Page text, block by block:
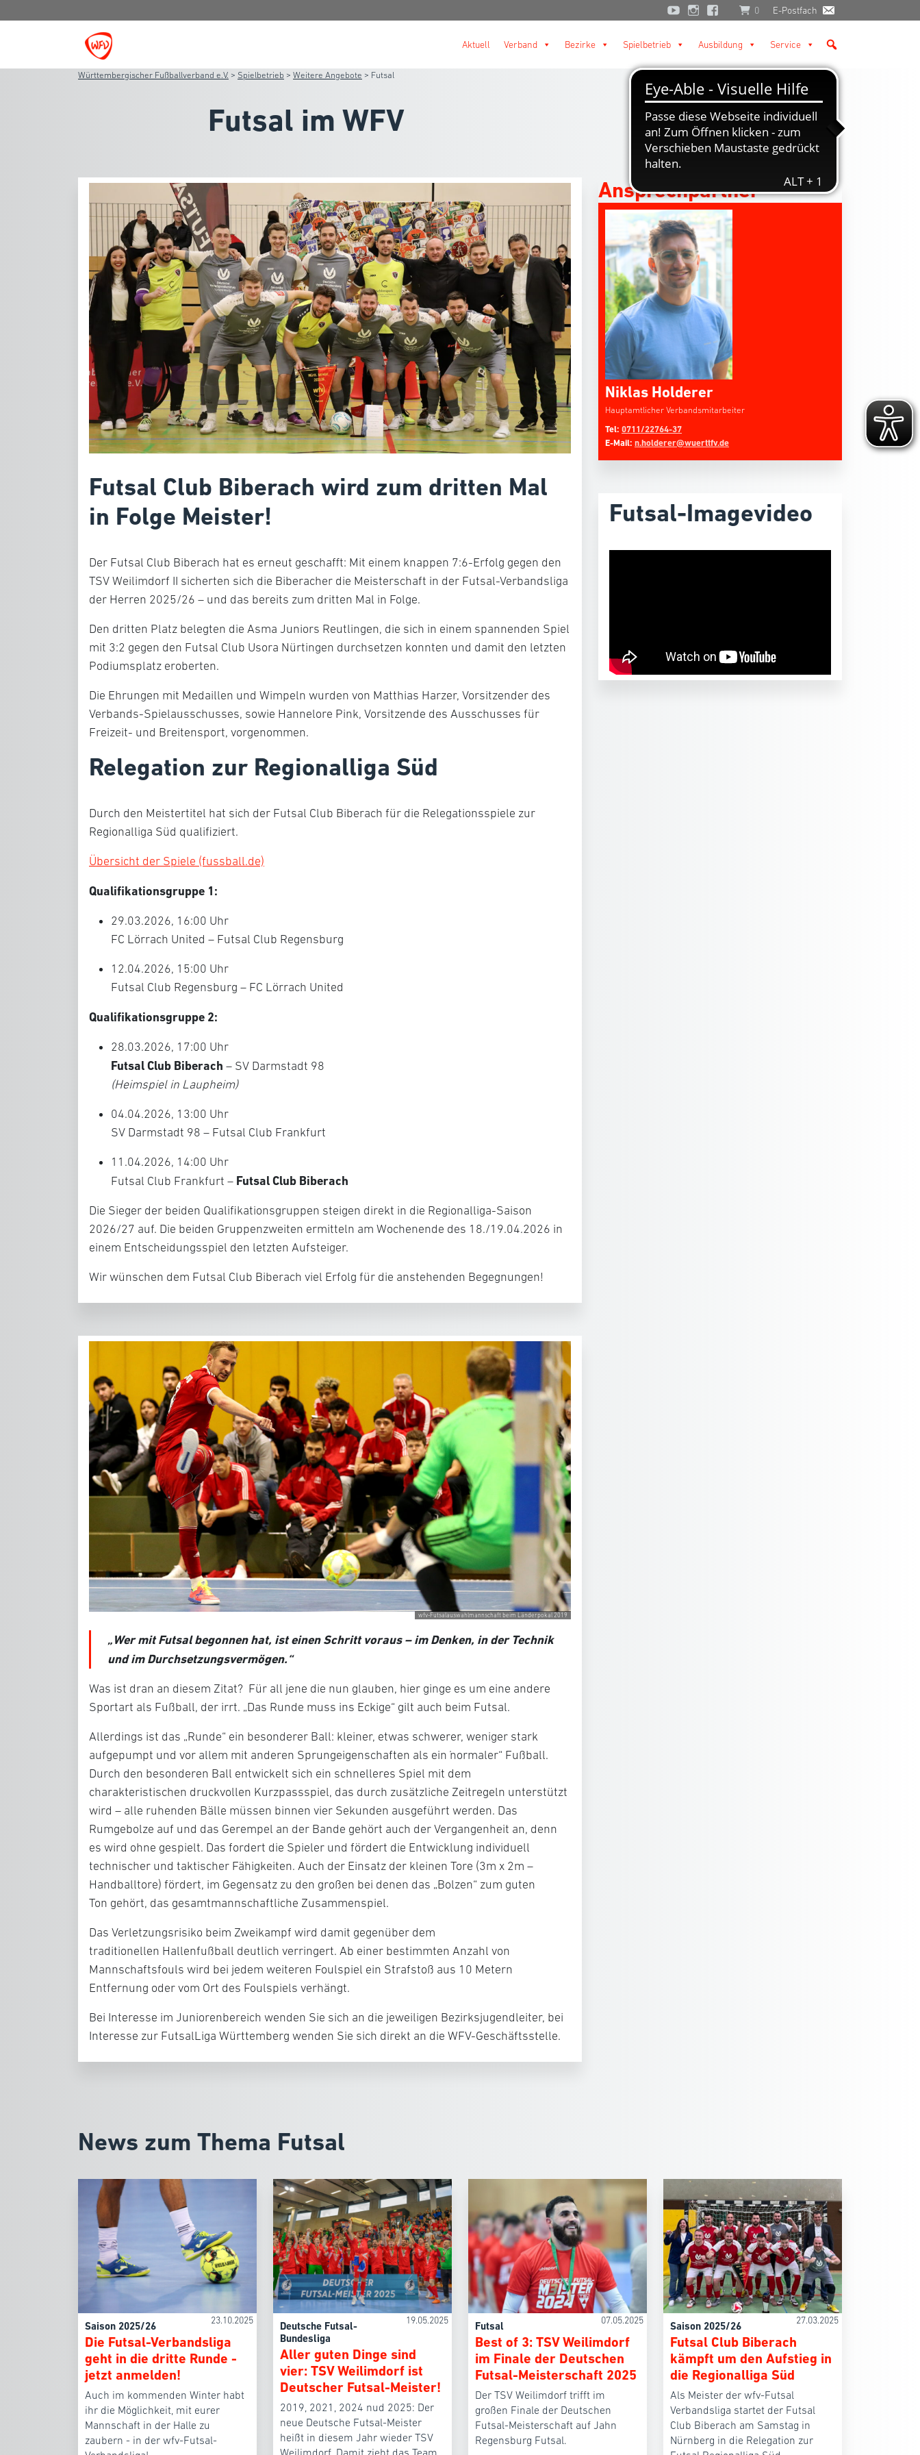
0 E-Postfach
Aktuell Verband Bezirke Spielbetrieb Ausbildung Service
Württembergischer Fußballverband e.V. > Spielbetrieb > Weitere Angebote > Futsal
Futsal im WFV
Futsal Club Biberach wird zum dritten Mal
in Folge Meister!
Der Futsal Club Biberach hat es erneut geschafft: Mit einem knappen 7:6-Erfolg gegen den
TSV Weilimdorf II sicherten sich die Biberacher die Meisterschaft in der Futsal-Verbandsliga
der Herren 2025/26 – und das bereits zum dritten Mal in Folge.
Den dritten Platz belegten die Asma Juniors Reutlingen, die sich in einem spannenden Spiel
mit 3:2 gegen den Futsal Club Usora Nürtingen durchsetzen konnten und damit den letzten
Podiumsplatz eroberten.
Die Ehrungen mit Medaillen und Wimpeln wurden von Matthias Harzer, Vorsitzender des
Verbands-Spielausschusses, sowie Hannelore Pink, Vorsitzende des Ausschusses für
Freizeit- und Breitensport, vorgenommen.
Relegation zur Regionalliga Süd
Durch den Meistertitel hat sich der Futsal Club Biberach für die Relegationsspiele zur
Regionalliga Süd qualifiziert.
Übersicht der Spiele (fussball.de)
Qualifikationsgruppe 1:
29.03.2026, 16:00 Uhr
FC Lörrach United – Futsal Club Regensburg
12.04.2026, 15:00 Uhr
Futsal Club Regensburg – FC Lörrach United
Qualifikationsgruppe 2:
28.03.2026, 17:00 Uhr
Futsal Club Biberach – SV Darmstadt 98
(Heimspiel in Laupheim)
04.04.2026, 13:00 Uhr
SV Darmstadt 98 – Futsal Club Frankfurt
11.04.2026, 14:00 Uhr
Futsal Club Frankfurt – Futsal Club Biberach
Die Sieger der beiden Qualifikationsgruppen steigen direkt in die Regionalliga-Saison
2026/27 auf. Die beiden Gruppenzweiten ermitteln am Wochenende des 18./19.04.2026 in
einem Entscheidungsspiel den letzten Aufsteiger.
Wir wünschen dem Futsal Club Biberach viel Erfolg für die anstehenden Begegnungen!
wfv-Futsalauswahlmannschaft beim Länderpokal 2019
„Wer mit Futsal begonnen hat, ist einen Schritt voraus – im Denken, in der Technik
und im Durchsetzungsvermögen.“
Was ist dran an diesem Zitat? Für all jene die nun glauben, hier ginge es um eine andere
Sportart als Fußball, der irrt. „Das Runde muss ins Eckige“ gilt auch beim Futsal.
Allerdings ist das „Runde“ ein besonderer Ball: kleiner, etwas schwerer, weniger stark
aufgepumpt und vor allem mit anderen Sprungeigenschaften als ein „normaler“ Fußball.
Durch den besonderen Ball entwickelt sich ein schnelleres Spiel mit dem
charakteristischen druckvollen Kurzpassspiel, das durch zusätzliche Zeitregeln unterstützt
wird – alle ruhenden Bälle müssen binnen vier Sekunden ausgeführt werden. Das
Rumgebolze auf und das Gerempel an der Bande gehört auch der Vergangenheit an, denn
es wird ohne gespielt. Das fordert die Spieler und fördert die Entwicklung individuell
technischer und taktischer Fähigkeiten. Auch der Einsatz der kleinen Tore (3m x 2m –
Handballtore) fördert, im Gegensatz zu den großen bei denen das „Bolzen“ zum guten
Ton gehört, das gesamtmannschaftliche Zusammenspiel.
Das Verletzungsrisiko beim Zweikampf wird damit gegenüber dem
traditionellen Hallenfußball deutlich verringert. Ab einer bestimmten Anzahl von
Mannschaftsfouls wird bei jedem weiteren Foulspiel ein Strafstoß aus 10 Metern
Entfernung oder vom Ort des Foulspiels verhängt.
Bei Interesse im Juniorenbereich wenden Sie sich an die jeweiligen Bezirksjugendleiter, bei
Interesse zur FutsalLiga Württemberg wenden Sie sich direkt an die WFV-Geschäftsstelle.
Ansprechpartner
Niklas Holderer
Hauptamtlicher Verbandsmitarbeiter
Tel: 0711/22764-37
E-Mail: n.holderer@wuerttfv.de
Futsal-Imagevideo
News zum Thema Futsal
23.10.2025
Saison 2025/26
Die Futsal-Verbandsliga
geht in die dritte Runde -
jetzt anmelden!
Auch im kommenden Winter habt
ihr die Möglichkeit, mit eurer
Mannschaft in der Halle zu
zaubern - in der wfv-Futsal-
19.05.2025
Deutsche Futsal-
Bundesliga
Aller guten Dinge sind
vier: TSV Weilimdorf ist
Deutscher Futsal-Meister!
2019, 2021, 2024 nud 2025: Der
neue Deutsche Futsal-Meister
heißt in diesem Jahr wieder TSV
Weilimdorf. Damit zieht das Team
07.05.2025
Futsal
Best of 3: TSV Weilimdorf
im Finale der Deutschen
Futsal-Meisterschaft 2025
Der TSV Weilimdorf trifft im
großen Finale der Deutschen
Futsal-Meisterschaft auf Jahn
Regensburg Futsal.
27.03.2025
Saison 2025/26
Futsal Club Biberach
kämpft um den Aufstieg in
die Regionalliga Süd
Als Meister der wfv-Futsal
Verbandsliga startet der Futsal
Club Biberach am Samstag in
Nürnberg in die Relegation zur